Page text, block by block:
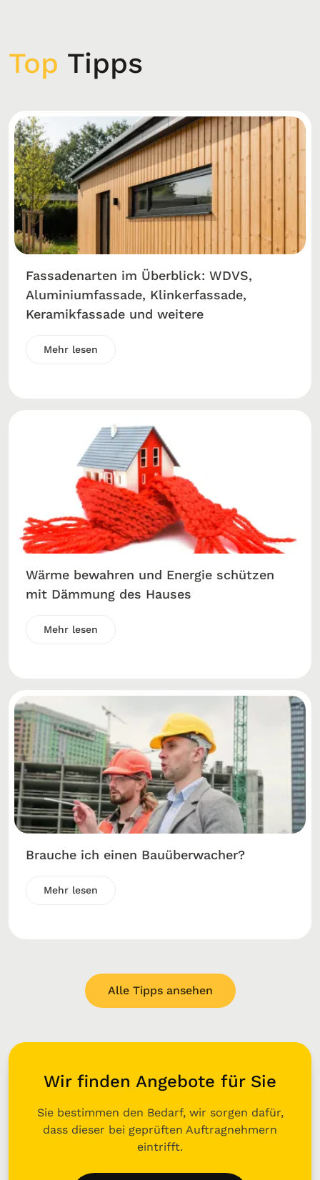
Top Tipps
Fassadenarten im Überblick: WDVS,
Aluminiumfassade, Klinkerfassade,
Keramikfassade und weitere
Mehr lesen
Wärme bewahren und Energie schützen
mit Dämmung des Hauses
Mehr lesen
Brauche ich einen Bauüberwacher?
Mehr lesen
Alle Tipps ansehen
Wir finden Angebote für Sie
Sie bestimmen den Bedarf, wir sorgen dafür,
dass dieser bei geprüften Auftragnehmern
eintrifft.